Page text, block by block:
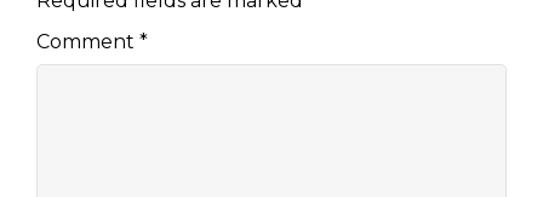
Comment *